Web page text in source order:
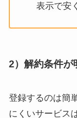
表示で安
2）解約条件が
登録するのは簡
にくいサービス